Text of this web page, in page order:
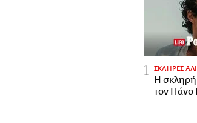
ΣΚΛΗΡΕΣ
H σκληρή
τον Πάνο